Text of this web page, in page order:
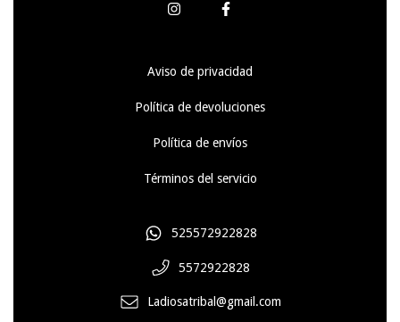
Aviso de privacidad
Política de devoluciones
Política de envíos
Términos del servicio
525572922828
5572922828
Ladiosatribal@gmail.com